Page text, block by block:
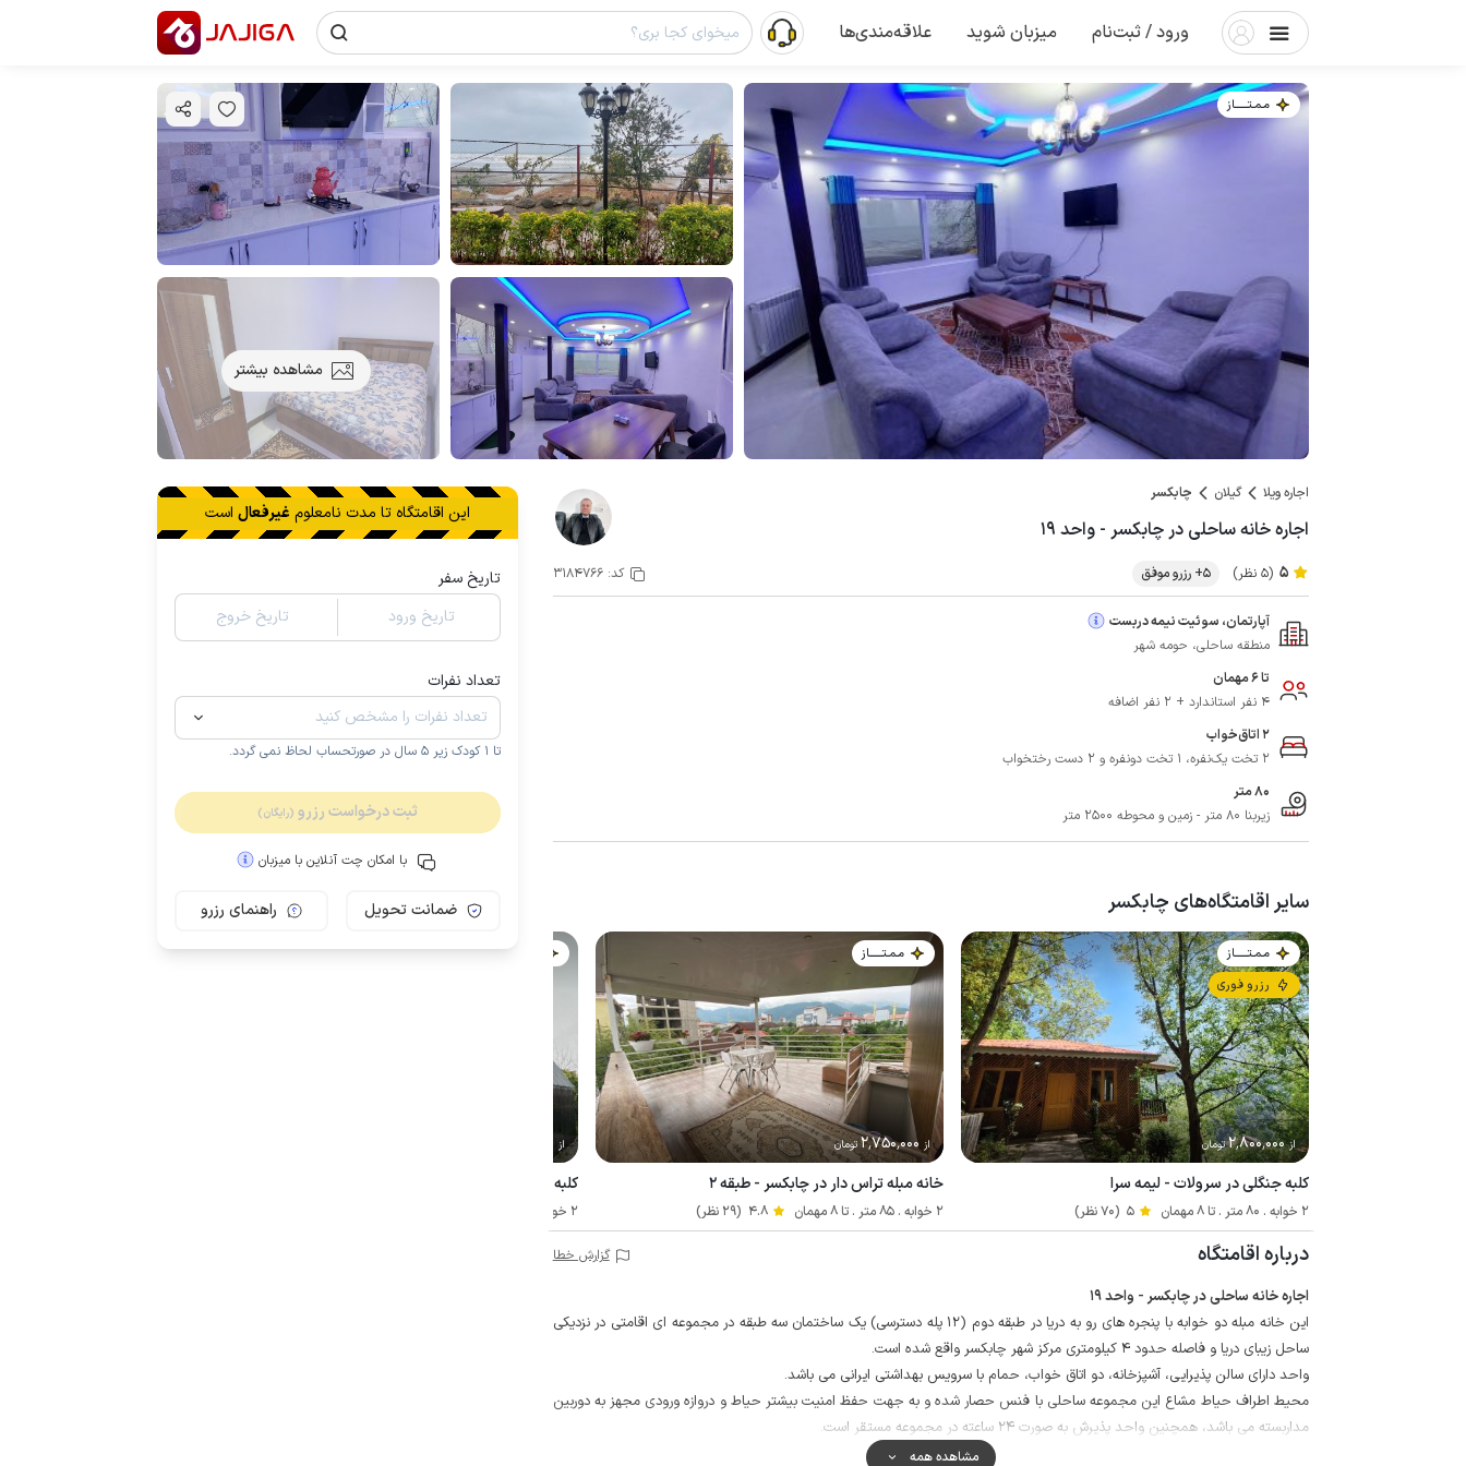
ورود / ثبت‌نام میزبان شوید علاقه‌مندی‌ها
مـمـتــــــاز
مشاهده بیشتر
اجاره ویلا گیلان چابکسر
اجاره خانه ساحلی در چابکسر - واحد ۱۹
5 (5 نظر) 5+ رزرو موفق کد:3184766
آپارتمان، سوئیت نیمه دربست
منطقه ساحلی، حومه شهر
تا 6 مهمان
4 نفر استاندارد + 2 نفر اضافه
2 اتاق‌خواب
2 تخت یک‌نفره، 1 تخت دونفره و 2 دست رختخواب
80 متر
زیربنا 80 متر - زمین و محوطه 2500 متر
سایر اقامتگاه‌های چابکسر
مـمـتــــــاز
رزرو فوری
از 2٬800٬000تومان
کلبه جنگلی در سرولات - لیمه سرا
2 خوابه . 80 متر . تا 8 مهمان 5 (70 نظر)
مـمـتــــــاز
از 2٬750٬000 تومان
خانه مبله تراس دار در چابکسر - طبقه ۲
2 خوابه . 85 متر . تا 8 مهمان 4.8 (29 نظر)
مـمـتــــــاز
از
کلبه سوئیسی جکوزی دار در چابکسر
2 خوابه . 56 متر . تا 4 مهمان
مـمـتــــــاز
درباره اقامتگاه گزارش خطا
اجاره خانه ساحلی در چابکسر - واحد 19
این خانه مبله دو خوابه با پنجره های رو به دریا در طبقه دوم (12 پله دسترسی) یک ساختمان سه طبقه در مجموعه ای اقامتی در نزدیکی
ساحل زیبای دریا و فاصله حدود 4 کیلومتری مرکز شهر چابکسر واقع شده است.
واحد دارای سالن پذیرایی، آشپزخانه، دو اتاق خواب، حمام با سرویس بهداشتی ایرانی می باشد.
محیط اطراف حیاط مشاع این مجموعه ساحلی با فنس حصار شده و به جهت حفظ امنیت بیشتر حیاط و دروازه ورودی مجهز به دوربین
مداربسته می باشد، همچنین واحد پذیرش به صورت 24 ساعته در مجموعه مستقر است.
حیاط سرسبز، محوطه پارکینگ، آلاچیق و باربیکیو از مشاعات مجموعه می باشد که با سایر میهمانان به صورت مشترک استفاده می شود.
مشاهده همه
این اقامتگاه تا مدت نامعلوم غیرفعال است
تاریخ سفر
تاریخ ورود
تاریخ خروج
تعداد نفرات
تا 1 کودک زیر 5 سال در صورتحساب لحاظ نمی گردد.
ثبت درخواست رزرو (رایگان)
با امکان چت آنلاین با میزبان
ضمانت تحویل راهنمای رزرو